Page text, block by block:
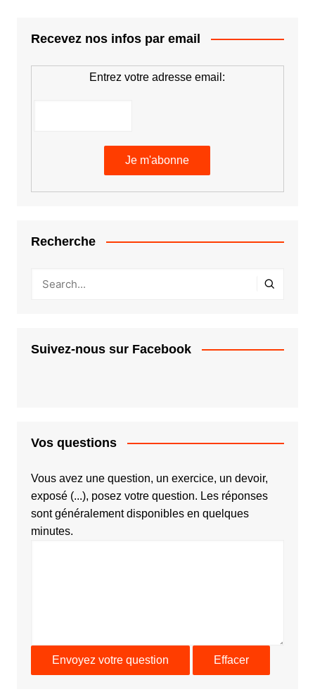
Recevez nos infos par email
Entrez votre adresse email:
Recherche
Suivez-nous sur Facebook
Vos questions
Vous avez une question, un exercice, un devoir,
exposé (...), posez votre question. Les réponses
sont généralement disponibles en quelques
minutes.